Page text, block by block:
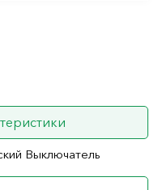
Выключатель